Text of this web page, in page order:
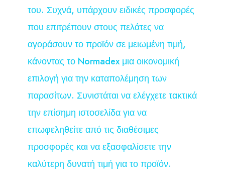
του. Συχνά, υπάρχουν ειδικές προσφορές
που επιτρέπουν στους πελάτες να
αγοράσουν το προϊόν σε μειωμένη τιμή,
κάνοντας το Normadex μια οικονομική
επιλογή για την καταπολέμηση των
παρασίτων. Συνιστάται να ελέγχετε τακτικά
την επίσημη ιστοσελίδα για να
επωφεληθείτε από τις διαθέσιμες
προσφορές και να εξασφαλίσετε την
καλύτερη δυνατή τιμή για το προϊόν.